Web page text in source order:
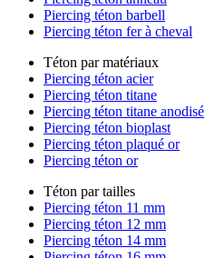
Piercing téton barbell
Piercing téton fer à cheval
Téton par matériaux
Piercing téton acier
Piercing téton titane
Piercing téton titane anodisé
Piercing téton bioplast
Piercing téton plaqué or
Piercing téton or
Téton par tailles
Piercing téton 11 mm
Piercing téton 12 mm
Piercing téton 14 mm